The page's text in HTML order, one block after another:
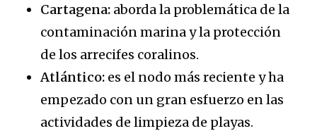
Cartagena: aborda la problemática de la
contaminación marina y la protección
de los arrecifes coralinos.
Atlántico: es el nodo más reciente y ha
empezado con un gran esfuerzo en las
actividades de limpieza de playas.